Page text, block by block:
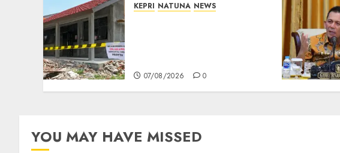
KEPRI NATUNA NEWS
07/08/2026 0
YOU MAY HAVE MISSED